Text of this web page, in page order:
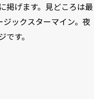
掲げます。見どころは最
ックスターマイン。夜
す。